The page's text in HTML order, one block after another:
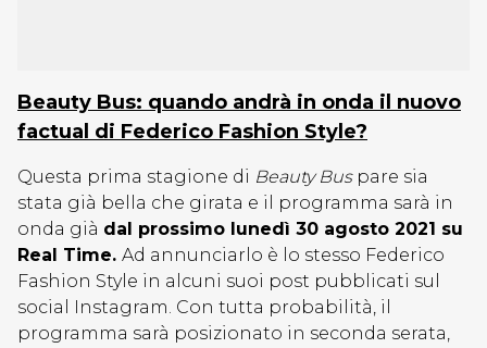
Beauty Bus: quando andrà in onda il nuovo
factual di Federico Fashion Style?
Questa prima stagione di Beauty Bus pare sia
stata già bella che girata e il programma sarà in
onda già dal prossimo lunedì 30 agosto 2021 su
Real Time. Ad annunciarlo è lo stesso Federico
Fashion Style in alcuni suoi post pubblicati sul
social Instagram. Con tutta probabilità, il
programma sarà posizionato in seconda serata,